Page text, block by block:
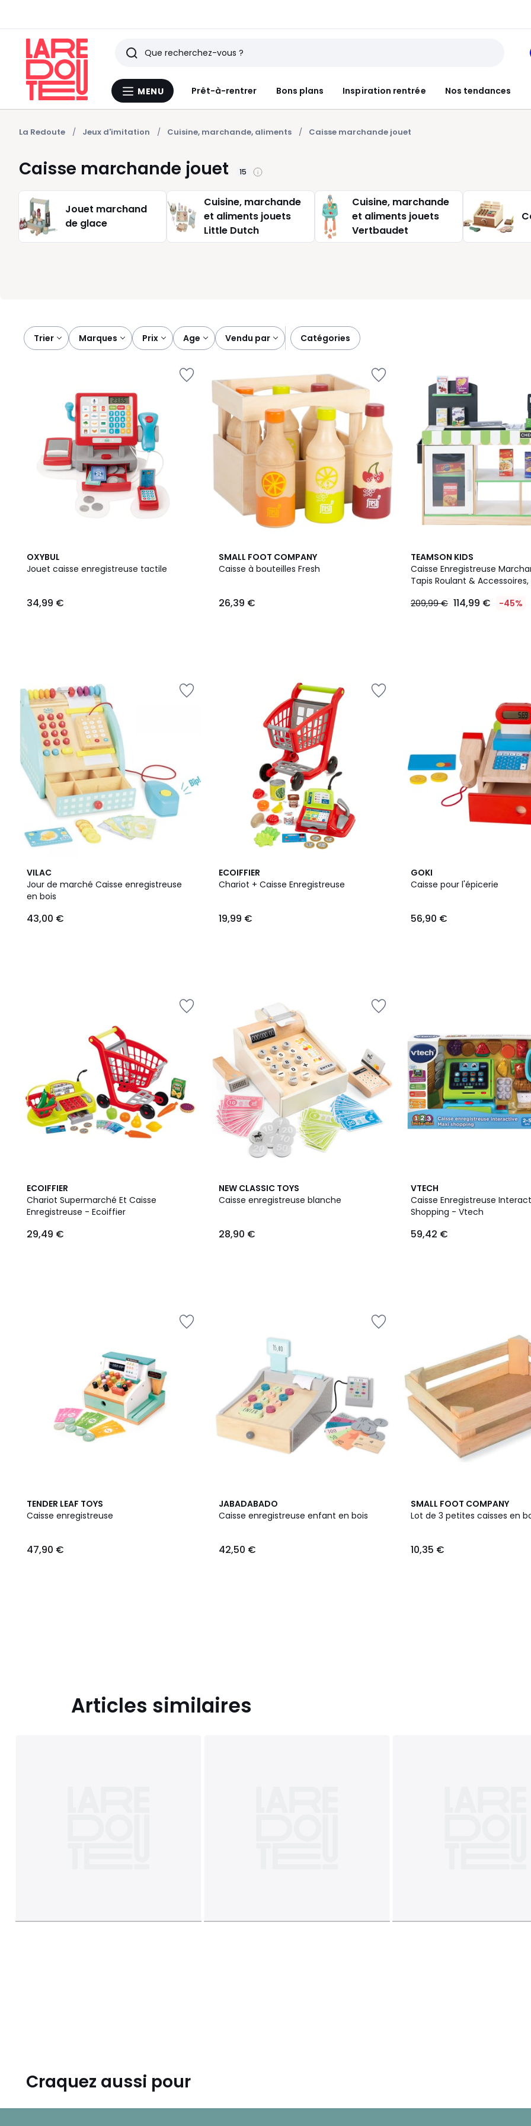
Menu
MENU Prêt-à-rentrer Bons plans Inspiration rentrée Nos tendances
Rechercher
Derniers
articles
vus
La Redoute Jeux d'imitation Cuisine, marchande, aliments Caisse marchande jouet
Caisse marchande jouet 15
Jouet marchand
de glace
Cuisine, marchande
et aliments jouets
Little Dutch
Cuisine, marchande
et aliments jouets
Vertbaudet
Trier marques prix age vendu par catégories
OXYBUL
Jouet caisse enregistreuse tactile
€.
34,99 €
SMALL FOOT COMPANY
Caisse à bouteilles Fresh
26,39 €
TEAMSON KIDS
Caisse Enregistreuse
209,99 € 114,99 € -45%
VILAC
Jour de marché Caisse enregistreuse
en bois
43,00 €
ECOIFFIER
Chariot + Caisse Enregistreuse
19,99 €
GOKI
Caisse pour l'épicerie
56,90 €
ECOIFFIER
Chariot Supermarché Et Caisse
Enregistreuse - Ecoiffier
29,49 €
NEW CLASSIC TOYS
Caisse enregistreuse blanche
28,90 €
VTECH
Caisse Enregistreuse
Shopping - Vtech
59,42 €
TENDER LEAF TOYS
Caisse enregistreuse
47,90 €
JABADABADO
Caisse enregistreuse enfant en bois
42,50 €
SMALL FOOT COMPANY
Lot de 3 petites caisses en
10,35 €
Articles similaires
Craquez aussi pour